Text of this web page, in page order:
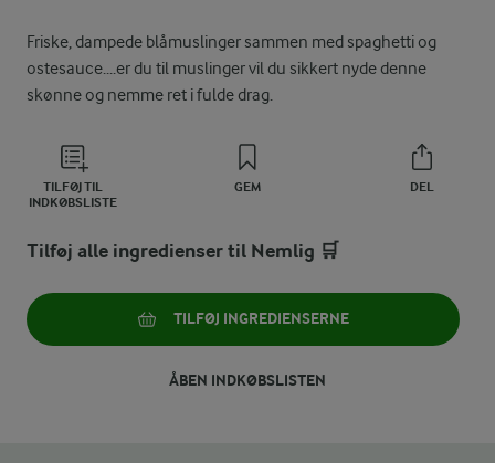
Friske, dampede blåmuslinger sammen med spaghetti og
ostesauce....er du til muslinger vil du sikkert nyde denne
skønne og nemme ret i fulde drag.
TILFØJ TIL
INDKØBSLISTE
GEM DEL
Tilføj alle ingredienser til Nemlig 🛒
TILFØJ INGREDIENSERNE
ÅBEN INDKØBSLISTEN